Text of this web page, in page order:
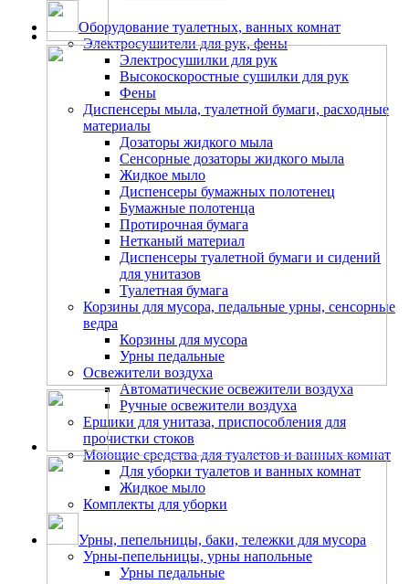
Оборудование туалетных, ванных комнат
Электросушители для рук, фены
Электросушилки для рук
Высокоскоростные сушилки для рук
Фены
Диспенсеры мыла, туалетной бумаги, расходные
материалы
Дозаторы жидкого мыла
Сенсорные дозаторы жидкого мыла
Жидкое мыло
Диспенсеры бумажных полотенец
Бумажные полотенца
Протирочная бумага
Нетканый материал
Диспенсеры туалетной бумаги и сидений
для унитазов
Туалетная бумага
Корзины для мусора, педальные урны, сенсорные
ведра
Корзины для мусора
Урны педальные
Освежители воздуха
Автоматические освежители воздуха
Ручные освежители воздуха
Ершики для унитаза, приспособления для
прочистки стоков
Моющие средства для туалетов и ванных комнат
Для уборки туалетов и ванных комнат
Жидкое мыло
Комплекты для уборки
Урны, пепельницы, баки, тележки для мусора
Урны-пепельницы, урны напольные
Урны педальные